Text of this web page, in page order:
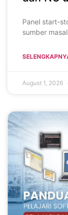
Panel start-
sumber
August 1, 2026